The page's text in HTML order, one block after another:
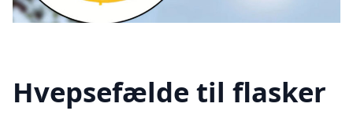
Hvepsefælde til flasker